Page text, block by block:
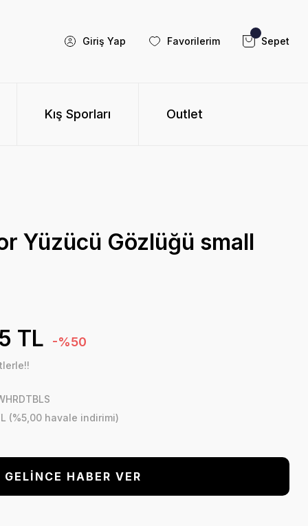
Giriş Yap Favorilerim Sepet
Kış Sporları Outlet
Yüzücü Gözlüğü small
TL -%50
(%5,00 havale indirimi)
GELİNCE HABER VER